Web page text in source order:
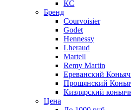
КС
Бренд
Courvoisier
Godet
Hennessy
Lheraud
Martell
Remy Martin
Ереванский
Прошянский
Кизлярский
Цена